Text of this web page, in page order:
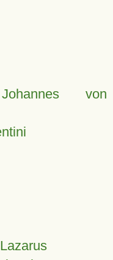
von